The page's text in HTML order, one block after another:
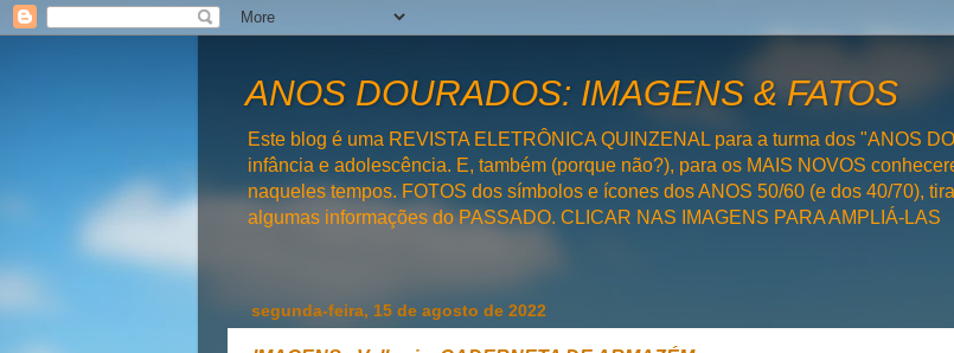
ANOS DOURADOS: IMAGENS & FATOS
Este blog é uma REVISTA ELETRÔNICA QUINZENAL para a turma dos "ANOS
infância e adolescência. E, também (porque não?), para os MAIS NOVOS
naqueles tempos. FOTOS dos símbolos e ícones dos ANOS 50/60 (e dos 40/70),
algumas informações do PASSADO. CLICAR NAS IMAGENS PARA AMPLIÁ-LAS
segunda-feira, 15 de agosto de 2022